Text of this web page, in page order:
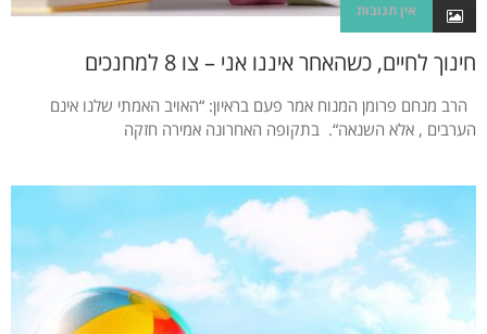
אין תגובות
חינוך לחיים, כשהאחר איננו אני – צו 8 למחנכים
הרב מנחם פרומן המנוח אמר פעם בראיון: “האויב האמתי שלנו אינם
הערבים , אלא השנאה“. בתקופה האחרונה אמירה חזקה